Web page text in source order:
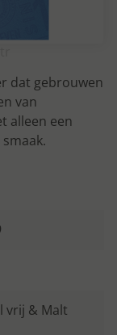
dat gebrouwen
van
alleen een
vrij & Malt